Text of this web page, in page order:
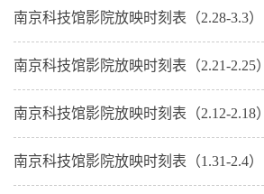
南京科技馆影院放映时刻表（2.28-3.3）
南京科技馆影院放映时刻表（2.21-2.25）
南京科技馆影院放映时刻表（2.12-2.18）
南京科技馆影院放映时刻表（1.31-2.4）